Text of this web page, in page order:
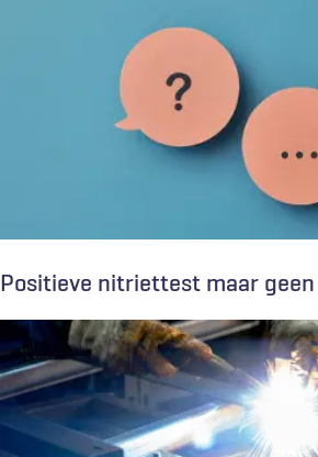
Positieve nitriettest maar geen